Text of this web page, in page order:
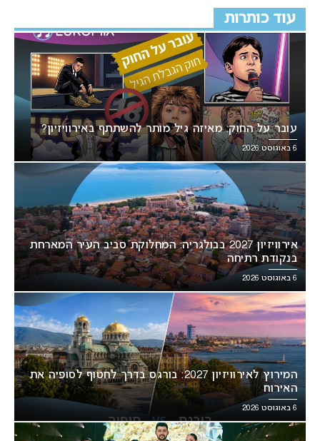
עוד כותרות
עובר על החוק: מאיזה גיל מותר להשתתף באירוויזיון?
6 באוגוסט 2026
אירוויזיון 2027 בבולגריה: המחלוקת סביב העיר המארחת
בנקודת רתיחה
6 באוגוסט 2026
המירוץ לאירוויזיון 2027: בורגס בדרך לחטוף לסופיה את
האירוח
6 באוגוסט 2026